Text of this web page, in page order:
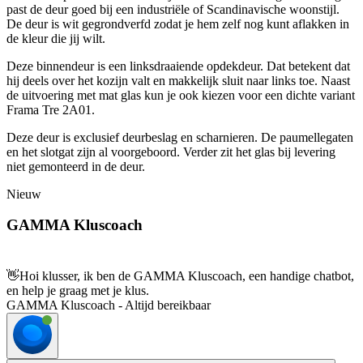
past de deur goed bij een industriële of Scandinavische woonstijl.
De deur is wit gegrondverfd zodat je hem zelf nog kunt aflakken in
de kleur die jij wilt.
Deze binnendeur is een linksdraaiende opdekdeur. Dat betekent dat
hij deels over het kozijn valt en makkelijk sluit naar links toe. Naast
de uitvoering met mat glas kun je ook kiezen voor een dichte variant
Frama Tre 2A01.
Deze deur is exclusief deurbeslag en scharnieren. De paumellegaten
en het slotgat zijn al voorgeboord. Verder zit het glas bij levering
niet gemonteerd in de deur.
Nieuw
GAMMA Kluscoach
👋Hoi klusser, ik ben de GAMMA Kluscoach, een handige chatbot,
en help je graag met je klus.
GAMMA Kluscoach - Altijd bereikbaar